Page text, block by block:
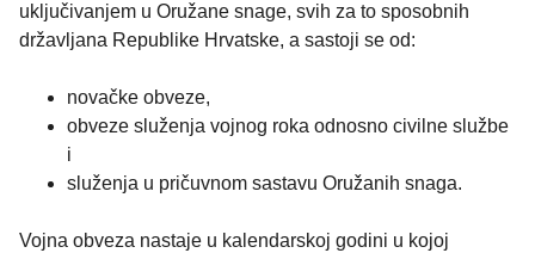
uključivanjem u Oružane snage, svih za to sposobnih
državljana Republike Hrvatske, a sastoji se od:
novačke obveze,
obveze služenja vojnog roka odnosno civilne službe
i
služenja u pričuvnom sastavu Oružanih snaga.
Vojna obveza nastaje u kalendarskoj godini u kojoj